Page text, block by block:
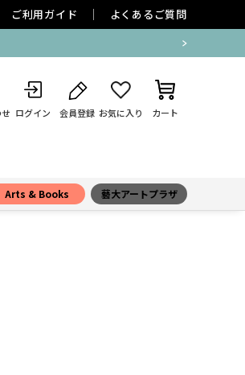
ご利用ガイド よくあるご質問
ログイン 会員登録 お気に入り カート
Arts & Books 藝大アートプラザ